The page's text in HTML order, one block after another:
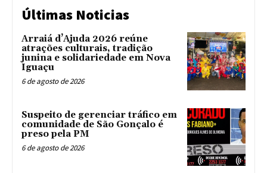
Últimas Noticias
Arraiá d’Ajuda 2026 reúne
atrações culturais, tradição
junina e solidariedade em Nova
Iguaçu
6 de agosto de 2026
Suspeito de gerenciar tráfico em
comunidade de São Gonçalo é
preso pela PM
6 de agosto de 2026